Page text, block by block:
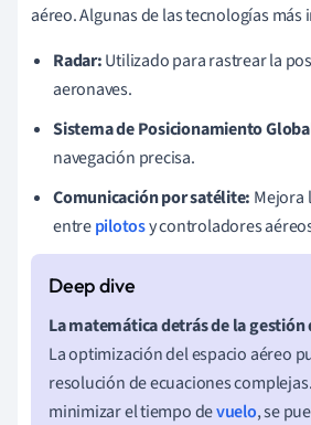
aéreo. Algunas de las tecnologías
Radar:Utilizado para rastrear la
aeronaves.
Sistema de Posicionamiento
navegación precisa.
Comunicación por satélite: Mejora
entrepilotosy controladores
La matemática detrás de la gestión
La optimización del espacio aéreo
resolución de ecuaciones
minimizar el tiempo devuelo, se